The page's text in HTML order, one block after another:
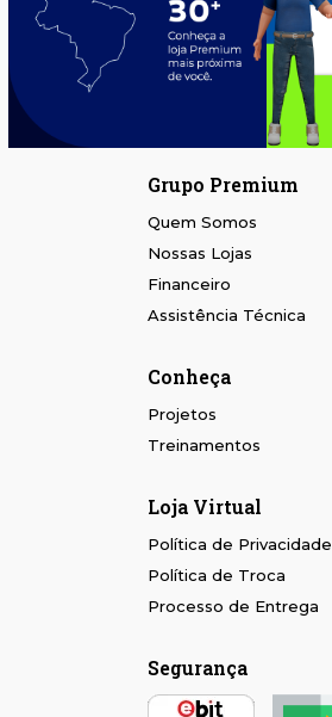
Grupo Premium
Quem Somos
Nossas Lojas
Financeiro
Assistência Técnica
Conheça
Projetos
Treinamentos
Loja Virtual
Política de Privacidade
Política de Troca
Processo de Entrega
Segurança